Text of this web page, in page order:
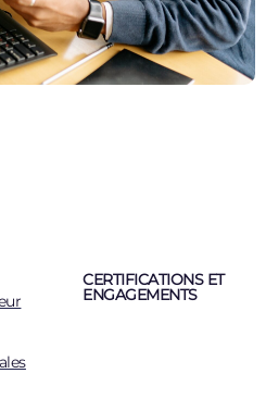
CERTIFICATIONS ET
ENGAGEMENTS